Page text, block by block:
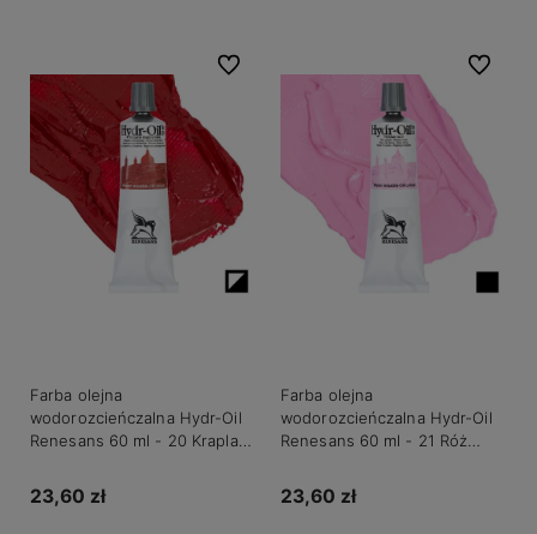
Farba olejna
wodorozcieńczalna Hydr-Oil
Renesans 60 ml - 20 Kraplak
23,60 zł
Do ulubionych
Farba olejna
wodorozcieńczalna Hydr-Oil
Renesans 60 ml - 21 Róż
23,60 zł
Do